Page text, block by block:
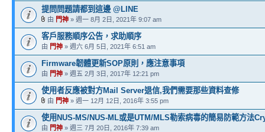
提問問題請都到這邊 @LINE
由 門神 » 週一 8月 2日, 2021年 9:07 am
客戶服務順序公告，求助順序
由 門神 » 週六 6月 5日, 2021年 6:51 am
Firmware韌體更新SOP原則，應注意事項
由 門神 » 週五 2月 3日, 2017年 12:21 pm
使用者反應被對方Mail Server退信,我們需要那些資料查修
由 門神 » 週一 12月 12日, 2016年 3:55 pm
使用NUS-MS/NUS-ML或是UTM/MLS勒索病毒的簡易防範方法
由 門神 » 週三 7月 20日, 2016年 7:39 am